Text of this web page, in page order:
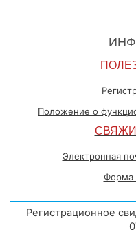
Положение о
Электронная
Форма
Регистрационное